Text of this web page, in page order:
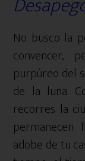
No busco la
convencer,
purpúreo del
de la luna.
recorres la
permanecen
adobe de tu